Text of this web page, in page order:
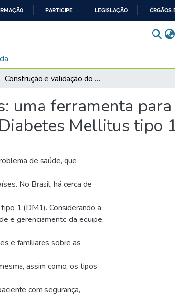
PARTICIPE LEGISLAÇÃO ÓRGÃOS
Construção e validação do aplicativo dicabetes: uma ferramenta para qualificação da assistência aos pacientes com Diabetes Mellitus tipo 1
uma ferramenta para
Mellitus tipo
de saúde, que
No Brasil, há cerca de
1 (DM1). Considerando a
e gerenciamento da equipe,
e familiares sobre as
assim como, os tipos
com segurança,